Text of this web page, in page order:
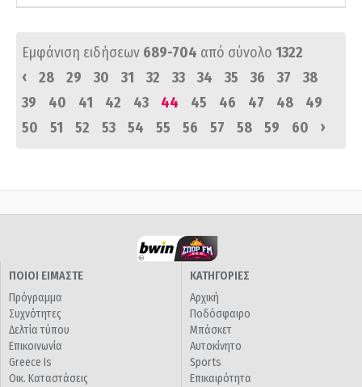
Εμφάνιση ειδήσεων 689-704 από σύνολο 1322
‹
28 29 30 31 32 33 34 35 36 37
38
39
40 41 42 43 44 45 46 47 48
49
50
51 52 53 54 55 56 57 58 59 60 ›
ΠΟΙΟΙ ΕΙΜΑΣΤΕ
Πρόγραμμα
Συχνότητες
Δελτία τύπου
Επικοινωνία
Greece Is
Οικ. Καταστάσεις
ΚΑΤΗΓΟΡΙΕΣ
Αρχική
Ποδόσφαιρο
Μπάσκετ
Αυτοκίνητο
Sports
Επικαιρότητα